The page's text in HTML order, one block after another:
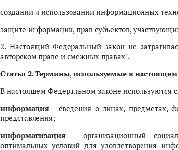
создании и использовании информационных
защите информации, прав субъектов,
2. Настоящий Федеральный закон не
авторском праве и смежных правах".
Статья 2.Термины, используемые в
В настоящем Федеральном законе используются
информация - сведения о лицах, предметах,
представления;
информатизация - организационный
оптимальных условий для удовлетворения